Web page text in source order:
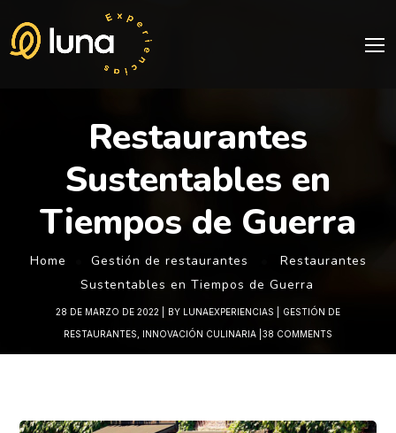
Restaurantes
Sustentables en
Tiempos de Guerra
Home Gestión de restaurantes
Restaurantes
Sustentables en Tiempos de Guerra
28 DE MARZO DE 2022 BY LUNAEXPERIENCIAS GESTIÓN DE
RESTAURANTES INNOVACIÓN CULINARIA 38 COMMENTS